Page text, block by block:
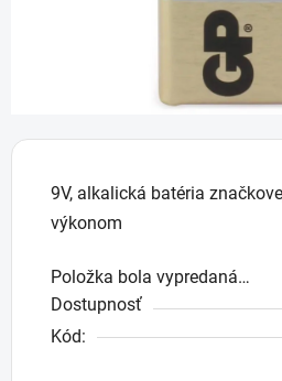
9V, alkalická batéria
výkonom
Položka bola vypredaná…
Dostupnosť
Kód: